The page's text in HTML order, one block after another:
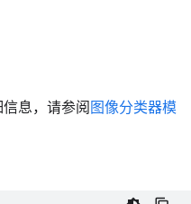
息，请参阅 图像分类器模